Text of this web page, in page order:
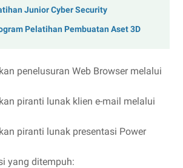
Junior Cyber Security
Pelatihan Pembuatan Aset 3D
penelusuran Web Browser melalui
piranti lunak klien e-mail melalui
piranti lunak presentasi Power
yang ditempuh: